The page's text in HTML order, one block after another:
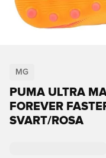
MG
PUMA ULTRA
FOREVER
SVART/ROSA